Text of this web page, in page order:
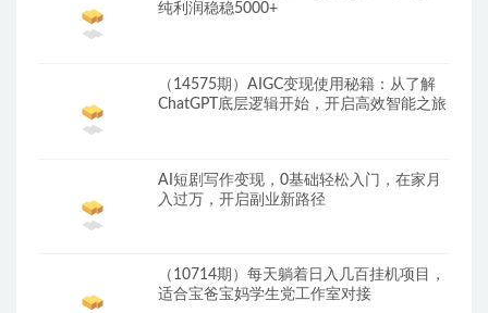
纯利润稳稳5000+
（14575期）AIGC变现使用秘籍：从了解
ChatGPT底层逻辑开始，开启高效智能之旅
AI短剧写作变现，0基础轻松入门，在家月
入过万，开启副业新路径
（10714期）每天躺着日入几百挂机项目，
适合宝爸宝妈学生党工作室对接